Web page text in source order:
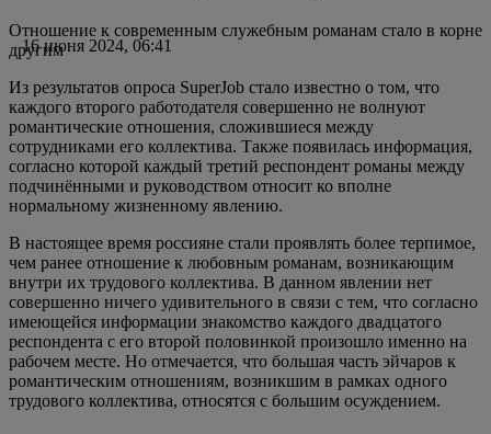
16 июня 2024, 06:41
Отношение к современным служебным романам стало в корне
другим
Из результатов опроса SuperJob стало известно о том, что
каждого второго работодателя совершенно не волнуют
романтические отношения, сложившиеся между
сотрудниками его коллектива. Также появилась информация,
согласно которой каждый третий респондент романы между
подчинёнными и руководством относит ко вполне
нормальному жизненному явлению.
В настоящее время россияне стали проявлять более терпимое,
чем ранее отношение к любовным романам, возникающим
внутри их трудового коллектива. В данном явлении нет
совершенно ничего удивительного в связи с тем, что согласно
имеющейся информации знакомство каждого двадцатого
респондента с его второй половинкой произошло именно на
рабочем месте. Но отмечается, что большая часть эйчаров к
романтическим отношениям, возникшим в рамках одного
трудового коллектива, относятся с большим осуждением.